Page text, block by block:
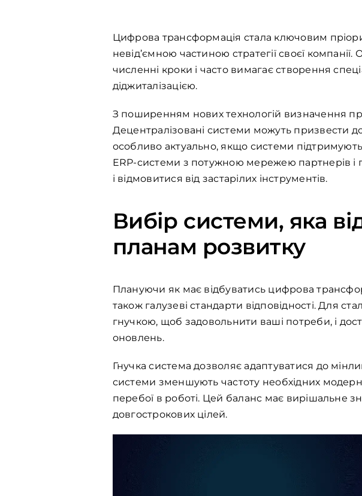
Цифрова трансформація стала ключовим
невід’ємною частиною стратегії своєї
численні кроки і часто вимагає створення
діджиталізацією.
З поширенням нових технологій визначення
Децентралізовані системи можуть призвести
особливо актуально, якщо системи
ERP-системи з потужною мережею партнерів
і відмовитися від застарілих інструментів.
Вибір системи, яка
планам розвитку
Плануючи як має відбуватись цифрова
також галузеві стандарти відповідності. Для
гнучкою, щоб задовольнити ваші потреби, і
оновлень.
Гнучка система дозволяє адаптуватися до
системи зменшують частоту необхідних
перебої в роботі. Цей баланс має вирішальне
довгострокових цілей.